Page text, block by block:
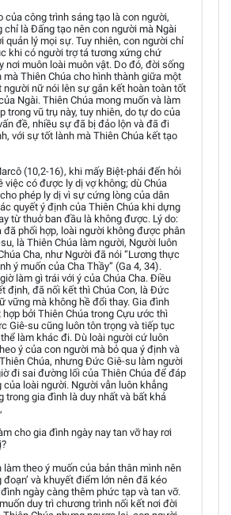
của công trình sáng tạo là con người,
chỉ là Đấng tạo nên con người mà Ngài
quản lý mọi sự. Tuy nhiên, con người chỉ
khi có người trợ tá tương xứng chứ
nơi muôn loài muôn vật. Do đó, đời sống
mà Thiên Chúa cho hình thành giữa một
người nữ nói lên sự gắn kết hoàn toàn tốt
Ngài. Thiên Chúa mong muốn và làm
trong vũ trụ này, tuy nhiên, do tự do của
đề, nhiều sự đã bị đảo lộn và đã đi
với sự tốt lành mà Thiên Chúa kết tạo
(10,2-16), khi mấy Biệt-phái đến hỏi
việc có được ly dị vợ không; dù Chúa
phép ly dị vì sự cứng lòng của dân
quyết ý định của Thiên Chúa khi dựng
từ thuở ban đầu là không được. Lý do:
đã phối hợp, loài người không được phân
là Thiên Chúa làm người, Người luôn
Cha, như Người đã nói “Lương thực
ý muốn của Cha Thầy” (Ga 4, 34).
làm gì trái với ý của Chúa Cha. Điều
định, đã nối kết thì Chúa Con, là Đức
vững mà không hề đổi thay. Gia đình
bởi Thiên Chúa trong Cựu ước thì
Giê-su cũng luôn tôn trọng và tiếp tục
làm khác đi. Dù loài người cứ luôn
ý của con người mà bỏ qua ý định và
Chúa, nhưng Đức Giê-su làm người
đi sai đường lối của Thiên Chúa để đáp
loài người. Người vẫn luôn khẳng
trong gia đình là duy nhất và bất khả
cho gia đình ngày nay tan vỡ hay rơi
theo ý muốn của bản thân mình nên
đoạn’ và khuyết điểm lớn nên đã kéo
ngày càng thêm phức tạp và tan vỡ.
duy trì chương trình nối kết nơi đời